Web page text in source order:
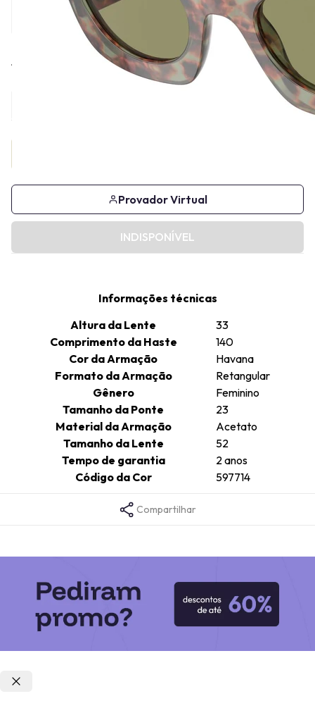
Tamanho
Provador Virtual
INDISPONÍVEL
Informações técnicas
Altura da Lente
33
Comprimento da Haste
140
Cor da Armação
Havana
Formato da Armação
Retangular
Gênero
Feminino
Tamanho da Ponte
23
Material da Armação
Acetato
Tamanho da Lente
52
Tempo de garantia
2 anos
Código da Cor
597714
Compartilhar